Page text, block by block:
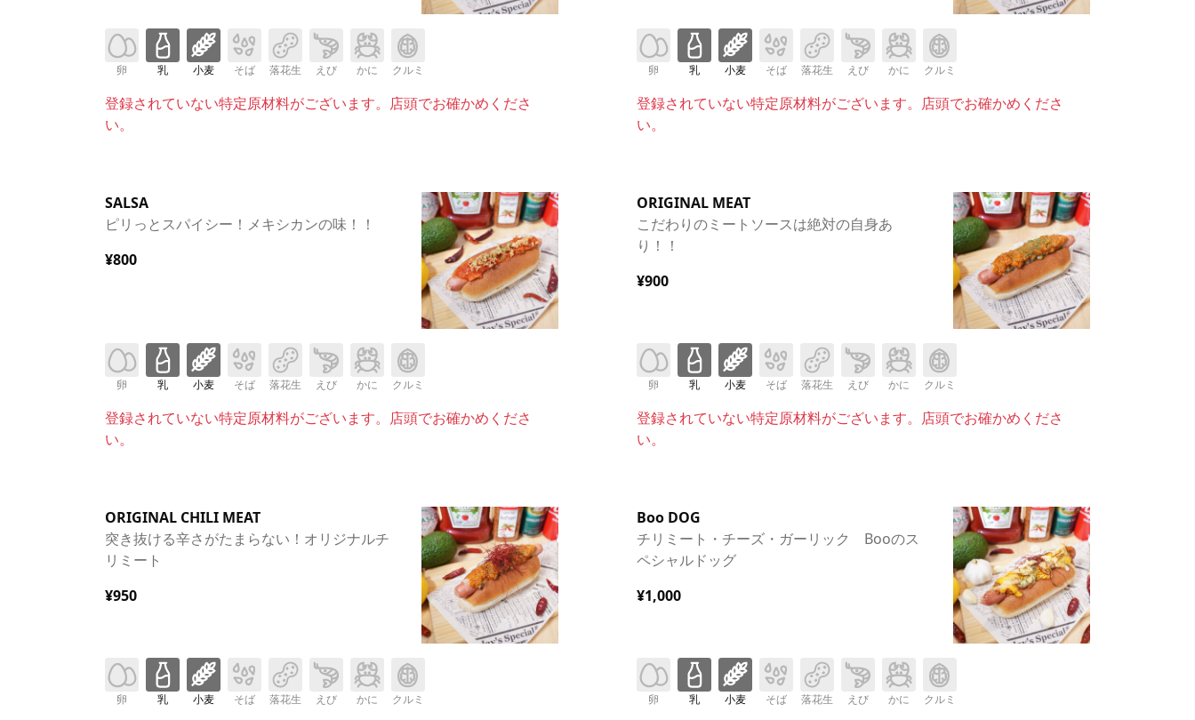
卵 乳 小麦 そば 落花生 えび かに クルミ
登録されていない特定原材料がございます。店頭でお確かめくださ
い。
卵 乳 小麦 そば 落花生 えび かに クルミ
登録されていない特定原材料がございます。店頭でお確かめくださ
い。
SALSA
ピリっとスパイシー！メキシカンの味！！
¥800
卵 乳 小麦 そば 落花生 えび かに クルミ
登録されていない特定原材料がございます。店頭でお確かめくださ
い。
ORIGINAL MEAT
こだわりのミートソースは絶対の自身あ
り！！
¥900
卵 乳 小麦 そば 落花生 えび かに クルミ
登録されていない特定原材料がございます。店頭でお確かめくださ
い。
ORIGINAL CHILI MEAT
突き抜ける辛さがたまらない！オリジナルチ
リミート
¥950
卵 乳 小麦 そば 落花生 えび かに クルミ
Boo DOG
チリミート・チーズ・ガーリック Booのス
ペシャルドッグ
¥1,000
卵 乳 小麦 そば 落花生 えび かに クルミ